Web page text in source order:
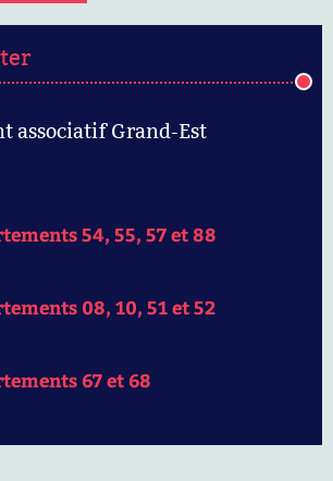
associatif Grand-Est
54, 55, 57 et 88
08, 10, 51 et 52
67 et 68